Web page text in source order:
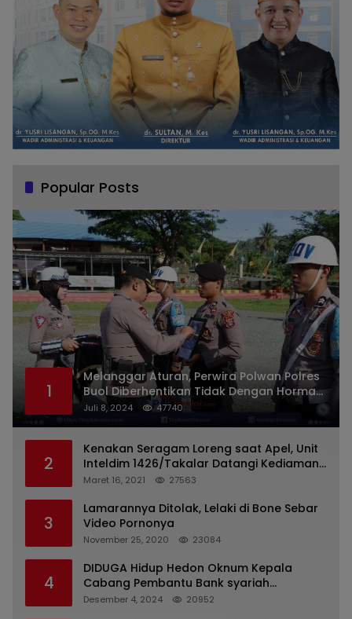
Popular Posts
1
Melanggar Aturan, Perwira Polwan Polres
Buol Diberhentikan Tidak Dengan Hormat
Dari Dinas Kepolisian
Juli 8, 2024 47740
2
Kenakan Seragam Loreng saat Apel, Unit
Inteldim 1426/Takalar Datangi Kediaman
Kasatpol PP
Maret 16, 2021 27563
3
Lamarannya Ditolak, Lelaki di Bone Sebar
Video Pornonya
November 25, 2020 23084
4
DIDUGA Hidup Hedon Oknum Kepala
Cabang Pembantu Bank syariah
Indonesia Unit Hasan Basri di Banjarmasin
Desember 4, 2024 20952